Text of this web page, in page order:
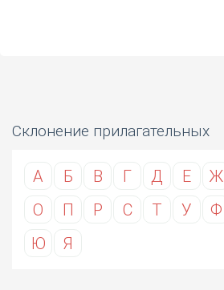
Склонение прилагательных
А Б В Г Д Е Ж
О
П Р С Т У Ф
Ю
Я